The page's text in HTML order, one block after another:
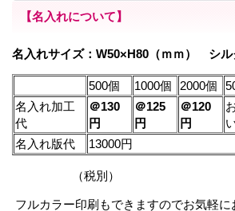
【名入れについて】
名入れサイズ：W50×H80（ｍｍ） シル
500個 1000個 2000個
名入れ加工
代
＠130
円
＠125
円
＠120
円
名入れ版代
13000円
（税別）
フルカラー印刷もできますのでお気軽に